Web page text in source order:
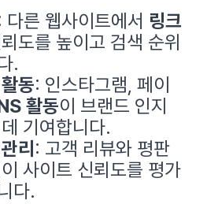
다른 웹사이트에서 링크
도를 높이고 검색 순위
.
동: 인스타그램, 페이
활동이 브랜드 인지
기여합니다.
리 : 고객 리뷰와 평판
사이트 신뢰도를 평가
다.